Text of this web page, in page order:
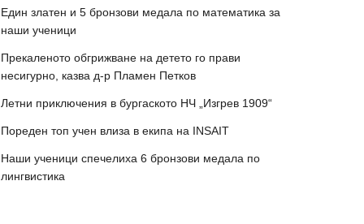
Един златен и 5 бронзови медала по математика за
наши ученици
Прекаленото обгрижване на детето го прави
несигурно, казва д-р Пламен Петков
Летни приключения в бургаското НЧ „Изгрев 1909“
Пореден топ учен влиза в екипа на INSAIT
Наши ученици спечелиха 6 бронзови медала по
лингвистика